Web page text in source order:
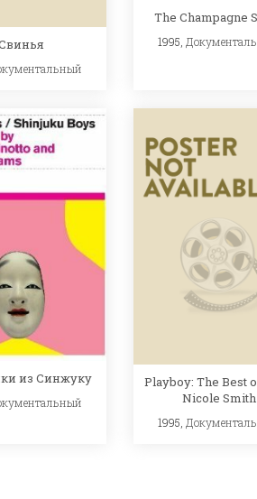
The Champagne
1995,
из Синжуку
Playboy: The Best
Nicole Smith
1995,